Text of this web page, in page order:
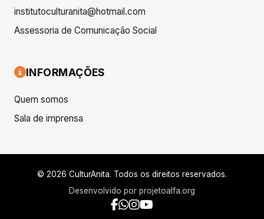
institutoculturanita@hotmail.com
Assessoria de Comunicação Social
INFORMAÇÕES
Quem somos
Sala de imprensa
© 2026 CulturAnita. Todos os direitos reservados.
Desenvolvido por projetoalfa.org